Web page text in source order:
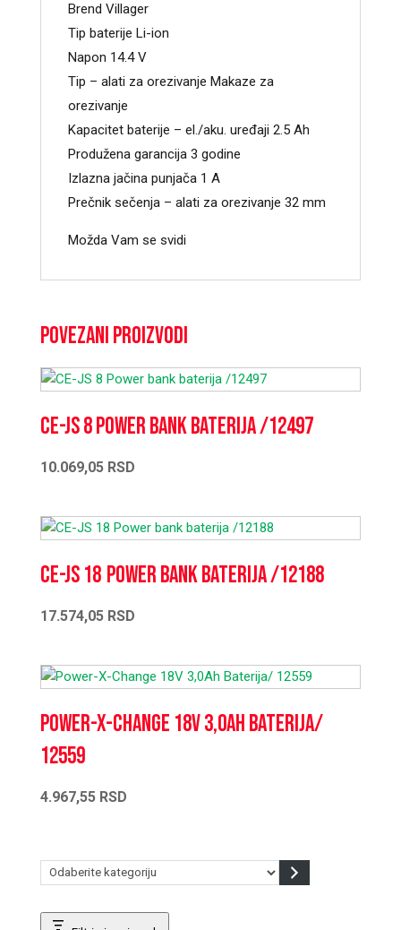
Brend Villager
Tip baterije Li-ion
Napon 14.4 V
Tip – alati za orezivanje Makaze za
orezivanje
Kapacitet baterije – el./aku. uređaji 2.5 Ah
Produžena garancija 3 godine
Izlazna jačina punjača 1 A
Prečnik sečenja – alati za orezivanje 32 mm
Možda Vam se svidi
Povezani proizvodi
CE-JS 8 Power bank baterija /12497
10.069,05 RSD
CE-JS 18 Power bank baterija /12188
17.574,05 RSD
Power-X-Change 18V 3,0Ah Baterija/
12559
4.967,55 RSD
Odaberite